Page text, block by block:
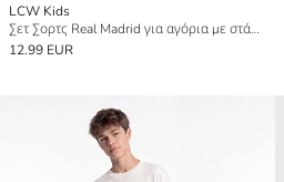
LCW Kids
Σετ Σορτς Real Madrid για αγόρια με στάμπα
12.99 EUR